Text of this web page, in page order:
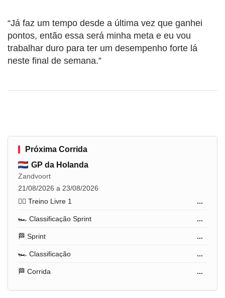
“Já faz um tempo desde a última vez que ganhei
pontos, então essa será minha meta e eu vou
trabalhar duro para ter um desempenho forte lá
neste final de semana.”
Próxima Corrida
GP da Holanda
Zandvoort
21/08/2026 a 23/08/2026
🏋️‍♂️ Treino Livre 1
...
🏎️ Classificação Sprint ...
🏁 Sprint ...
🏎️ Classificação ...
🏁 Corrida ...